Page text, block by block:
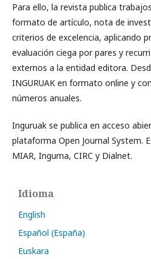
Para ello, la revista publica
formato de artículo, nota de
criterios de excelencia, aplicando
evaluación ciega por pares y
externos a la entidad editora.
INGURUAK en formato online y
números anuales.
Inguruak se publica en acceso
plataforma Open Journal System.
MIAR, Inguma, CIRC y Dialnet.
Idioma
English
Español (España)
Euskara